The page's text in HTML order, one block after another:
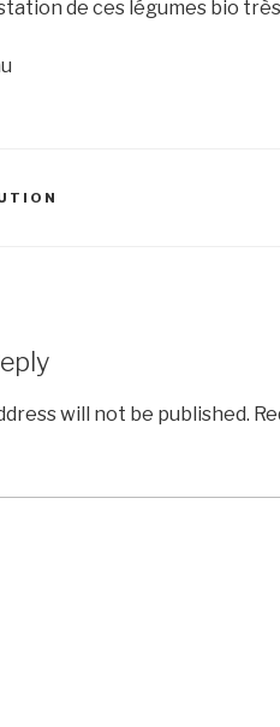
de ces légumes bio
will not be published.